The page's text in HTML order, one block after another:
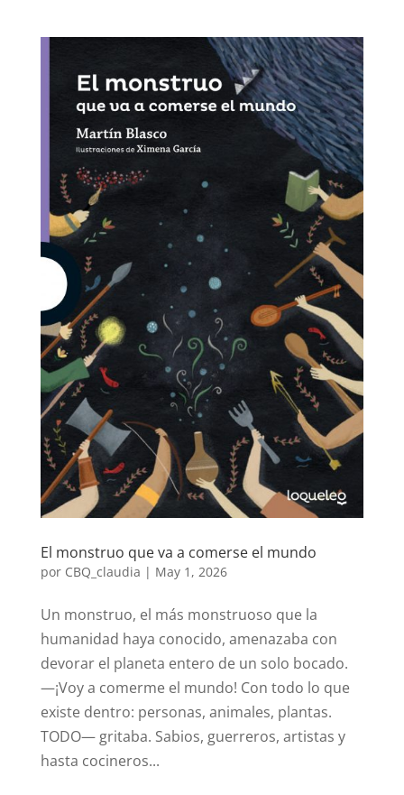
El monstruo que va a comerse el mundo
por CBQ_claudia | May 1, 2026
Un monstruo, el más monstruoso que la
humanidad haya conocido, amenazaba con
devorar el planeta entero de un solo bocado.
—¡Voy a comerme el mundo! Con todo lo que
existe dentro: personas, animales, plantas.
TODO— gritaba. Sabios, guerreros, artistas y
hasta cocineros...